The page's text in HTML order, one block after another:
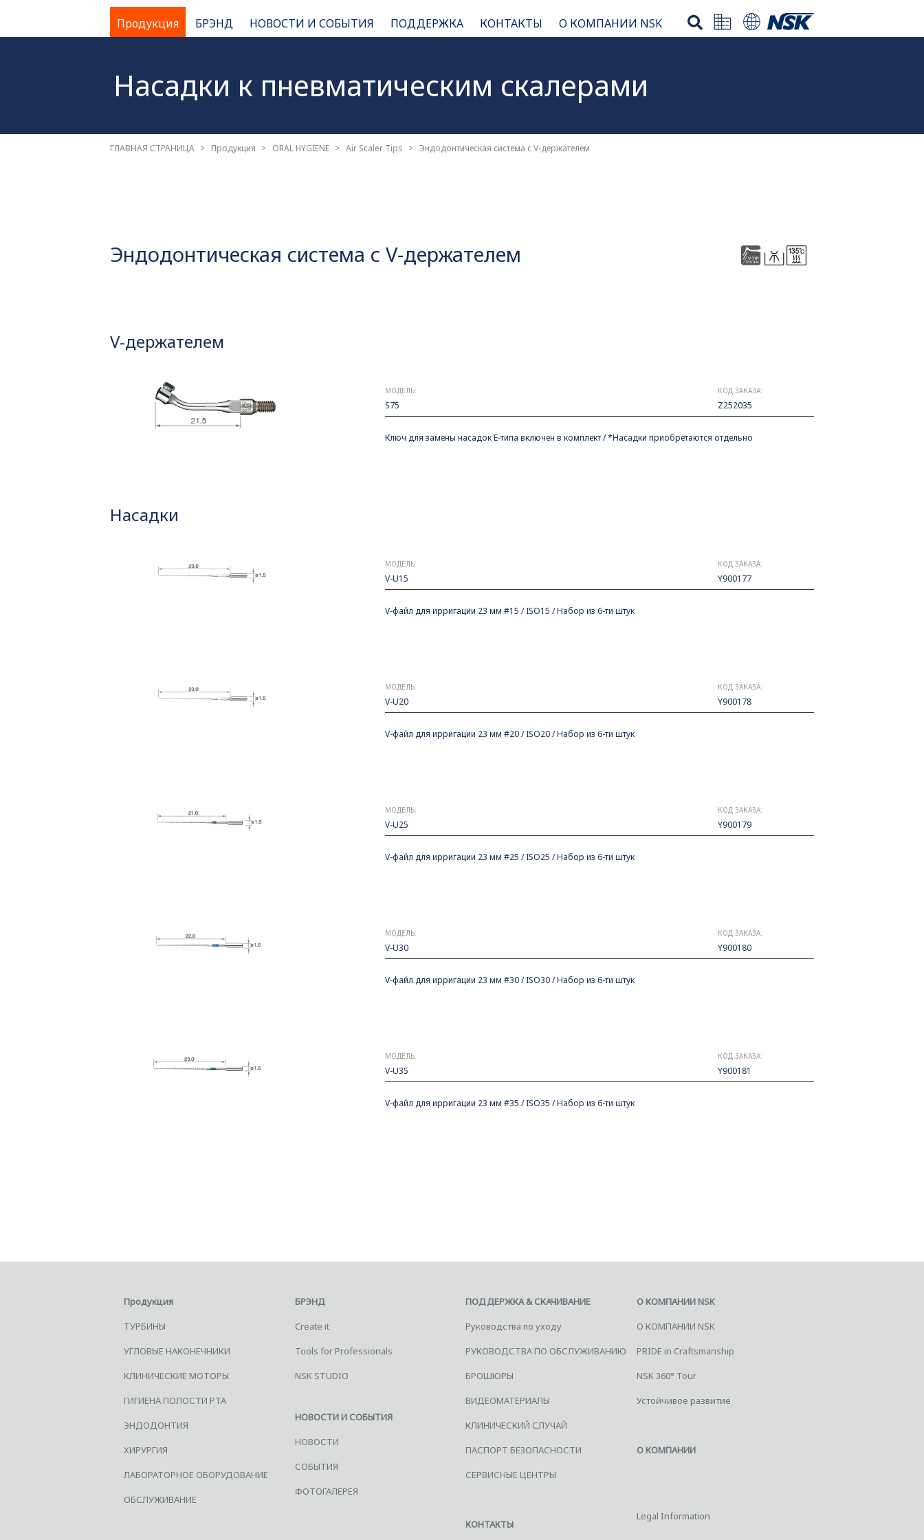
Продукция БРЭНД НОВОСТИ И СОБЫТИЯ ПОДДЕРЖКА КОНТАКТЫ О КОМПАНИИ NSK
Насадки к пневматическим скалерами
ГЛАВНАЯ СТРАНИЦА Продукция ORAL HYGIENE Air Scaler Tips Эндодонтическая система с V-держателем
Эндодонтическая система с V-держателем
V-держателем
МОДЕЛЬ:
S75
КОД ЗАКАЗА:
Z252035
Ключ для замены насадок E-типа включен в комплект / *Насадки приобретаются отдельно
Насадки
МОДЕЛЬ:
V-U15
КОД ЗАКАЗА:
Y900177
V-файл для ирригации 23 мм #15 / ISO15 / Набор из 6-ти штук
МОДЕЛЬ:
V-U20
КОД ЗАКАЗА:
Y900178
V-файл для ирригации 23 мм #20 / ISO20 / Набор из 6-ти штук
МОДЕЛЬ:
V-U25
КОД ЗАКАЗА:
Y900179
V-файл для ирригации 23 мм #25 / ISO25 / Набор из 6-ти штук
МОДЕЛЬ:
V-U30
КОД ЗАКАЗА:
Y900180
V-файл для ирригации 23 мм #30 / ISO30 / Набор из 6-ти штук
МОДЕЛЬ:
V-U35
КОД ЗАКАЗА:
Y900181
V-файл для ирригации 23 мм #35 / ISO35 / Набор из 6-ти штук
Продукция
ТУРБИНЫ
УГЛОВЫЕ НАКОНЕЧНИКИ
КЛИНИЧЕСКИЕ МОТОРЫ
ГИГИЕНА ПОЛОСТИ РТА
ЭНДОДОНТИЯ
ХИРУРГИЯ
ЛАБОРАТОРНОЕ ОБОРУДОВАНИЕ
ОБСЛУЖИВАНИЕ
БРЭНД
Create it
Tools for Professionals
NSK STUDIO
НОВОСТИ И СОБЫТИЯ
НОВОСТИ
СОБЫТИЯ
ФОТОГАЛЕРЕЯ
ПОДДЕРЖКА & СКАЧИВАНИЕ
Руководства по уходу
РУКОВОДСТВА ПО ОБСЛУЖИВАНИЮ
БРОШЮРЫ
ВИДЕОМАТЕРИАЛЫ
КЛИНИЧЕСКИЙ СЛУЧАЙ
ПАСПОРТ БЕЗОПАСНОСТИ
СЕРВИСНЫЕ ЦЕНТРЫ
КОНТАКТЫ
О КОМПАНИИ NSK
О КОМПАНИИ NSK
PRIDE in Craftsmanship
NSK 360° Tour
Устойчивое развитие
О КОМПАНИИ
Legal Information